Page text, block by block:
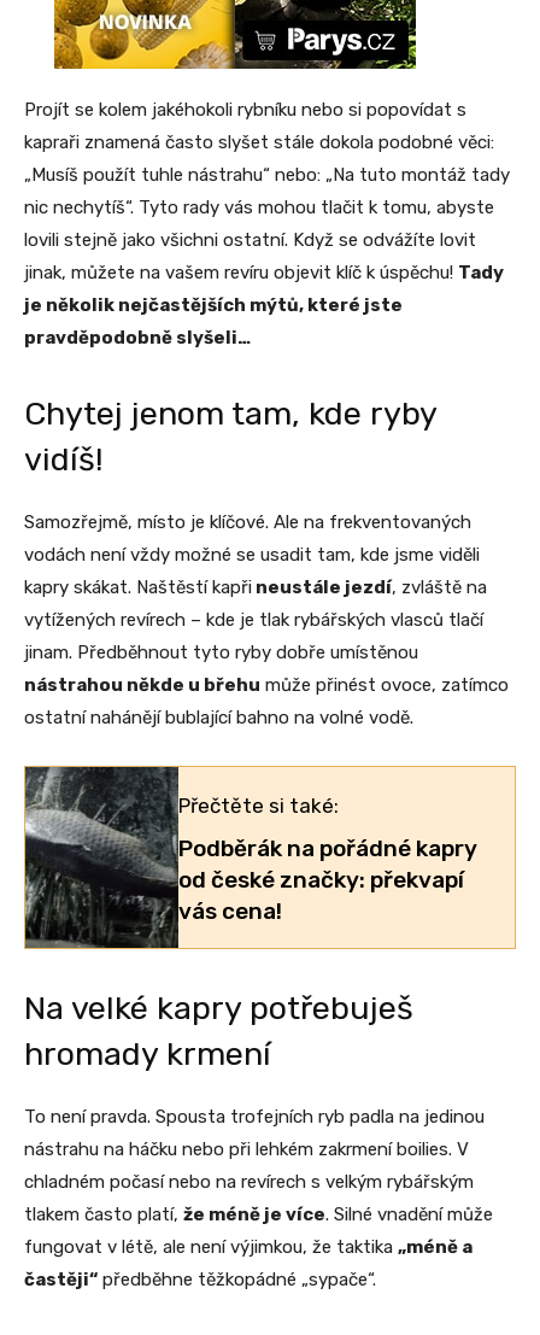
Projít se kolem jakéhokoli rybníku nebo si popovídat s
kapraři znamená často slyšet stále dokola podobné věci:
„Musíš použít tuhle nástrahu“ nebo: „Na tuto montáž tady
nic nechytíš“. Tyto rady vás mohou tlačit k tomu, abyste
lovili stejně jako všichni ostatní. Když se odvážíte lovit
jinak, můžete na vašem revíru objevit klíč k úspěchu! Tady
je několik nejčastějších mýtů, které jste
pravděpodobně slyšeli…
Chytej jenom tam, kde ryby
vidíš!
Samozřejmě, místo je klíčové. Ale na frekventovaných
vodách není vždy možné se usadit tam, kde jsme viděli
kapry skákat. Naštěstí kapři neustále jezdí, zvláště na
vytížených revírech – kde je tlak rybářských vlasců tlačí
jinam. Předběhnout tyto ryby dobře umístěnou
nástrahou někde u břehu může přinést ovoce, zatímco
ostatní nahánějí bublající bahno na volné vodě.
Přečtěte si také:
Podběrák na pořádné kapry
od české značky: překvapí
vás cena!
Na velké kapry potřebuješ
hromady krmení
To není pravda. Spousta trofejních ryb padla na jedinou
nástrahu na háčku nebo při lehkém zakrmení boilies. V
chladném počasí nebo na revírech s velkým rybářským
tlakem často platí, že méně je více. Silné vnadění může
fungovat v létě, ale není výjimkou, že taktika „méně a
častěji“ předběhne těžkopádné „sypače“.